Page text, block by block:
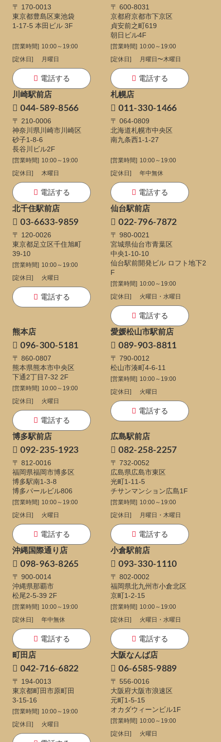
〒 170-0013
東京都豊島区東池袋
1-17-5 本田ビル 3F
[営業時間] 10:00～19:00
[定休日]
月曜日
電話する
〒 600-8031
京都府京都市下京区
貞安前之町619
朝日ビル4F
[営業時間] 10:00～19:00
[定休日]
月曜日〜木曜日
電話する
川崎駅前店
044-589-8566
〒 210-0006
神奈川県川崎市川崎区
砂子1-8-6
長谷川ビル2F
[営業時間] 10:00～19:00
[定休日]
木曜日
電話する
札幌店
011-330-1466
〒 064-0809
北海道札幌市中央区
南九条西1-1-27
[営業時間] 10:00～19:00
[定休日]
年中無休
電話する
北千住駅前店
03-6633-9859
〒 120-0026
東京都足立区千住旭町
39-10
[営業時間] 10:00～19:00
[定休日]
火曜日
電話する
仙台駅前店
022-796-7872
〒 980-0021
宮城県仙台市青葉区
中央1-10-10
仙台駅前開発ビル ロフト地下2
F
[営業時間] 10:00～19:00
[定休日]
火曜日・水曜日
電話する
熊本店
096-300-5181
〒 860-0807
熊本県熊本市中央区
下通2丁目7-32 2F
[営業時間] 10:00～19:00
[定休日]
火曜日
電話する
愛媛松山市駅前店
089-903-8811
〒 790-0012
松山市湊町4-6-11
[営業時間] 10:00～19:00
[定休日]
火曜日
電話する
博多駅前店
092-235-1923
〒 812-0016
福岡県福岡市博多区
博多駅南1-3-8
博多パールビル806
[営業時間] 10:00～19:00
[定休日]
火曜日
電話する
広島駅前店
082-258-2257
〒 732-0052
広島県広島市東区
光町1-11-5
チサンマンション広島1F
[営業時間] 10:00～19:00
[定休日]
月曜日・木曜日
電話する
沖縄国際通り店
098-963-8265
〒 900-0014
沖縄県那覇市
松尾2-5-39 2F
[営業時間] 10:00～19:00
[定休日]
年中無休
電話する
小倉駅前店
093-330-1110
〒 802-0002
福岡県北九州市小倉北区
京町1-2-15
[営業時間] 10:00～19:00
[定休日]
火曜日・水曜日
電話する
町田店
042-716-6822
〒 194-0013
東京都町田市原町田
3-15-16
[営業時間] 10:00～19:00
[定休日]
火曜日
大阪なんば店
06-6585-9889
〒 556-0016
大阪府大阪市浪速区
元町1-5-15
オカダウィーンビル1F
[営業時間] 10:00～19:00
[定休日]
火曜日